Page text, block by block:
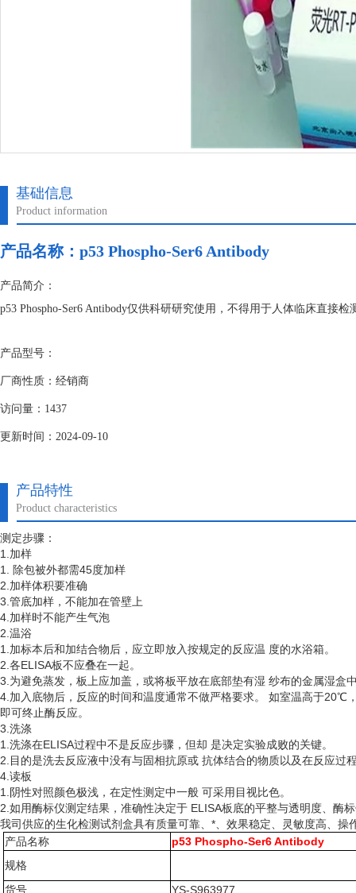
基础信息
Product information
产品名称： p53 Phospho-Ser6 Antibody
产品简介：
p53 Phospho-Ser6 Antibody仅供科研研究使用，不得用于人体临床直接
产品型号：
厂商性质：经销商
访问量：1437
更新时间：2024-09-10
产品特性
Product characteristics
测定步骤：
1.加样
1. 除包被外都需45度加样
2.加样体积要准确
3.管底加样，不能加在管壁上
4.加样时不能产生气泡
2.温浴
1.加标本后和加结合物后，应立即放入按规定的反应温 度的水浴箱。
2.各ELISA板不应叠在一起。
3.为避免蒸发，板上应加盖，或将板平放在底部垫有湿 纱布的金属湿盒
4.加入底物后，反应的时间和温度通常不做严格要求。 如室温高于20℃
即可终止酶反应。
3.洗涤
1.洗涤在ELISA过程中不是反应步骤，但却 是决定实验成败的关键。
2.目的是洗去反应液中没有与固相抗原或 抗体结合的物质以及在反应过
4.读板
1.阴性对照颜色极浅，在定性测定中一般 可采用目视比色。
2.如用酶标仪测定结果，准确性决定于 ELISA板底的平整与透明度、酶
我司供应的生化检测试剂盒具有质量可靠、*、效果稳定、灵敏度高、操
产品名称
p53 Phospho-Ser6 Antibody
规格
货号
YS-S963977